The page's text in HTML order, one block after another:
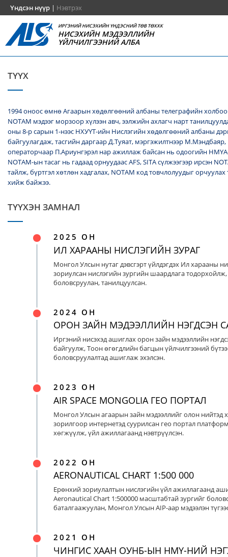
Үндсэн нүүр | Нэвтрэх
ИРГЭНИЙ НИСЭХИЙН ҮНДЭСНИЙ ТӨВ ТӨХХК
НИСЭХИЙН МЭДЭЭЛЛИЙН
ҮЙЛЧИЛГЭЭНИЙ АЛБА
ТҮҮХ
1994 оноос өмнө Агаарын хөдөлгөөний албаны телеграфийн
NОТАМ мэдээг морзоор хүлээн авч, ээлжийн ахлагч нарт
оны 8-р сарын 1-нээс НХУҮТ-ийн Нислэгийн хөдөлгөөний албаны
байгуулагдаж, тасгийн даргаар Д.Туяат, мэргэжилтнээр
операторчаар П.Ариунгэрэл нар ажиллаж байсан нь одоогийн
NOTAM-ын тасаг нь гадаад орнуудаас AFS, SITA сүлжээгээр ирсэн
тайлж, бүртгэл хөтлөн хадгалах, NОТАМ код товчлолуудыг
хийж байжээ.
ТҮҮХЭН ЗАМНАЛ
2025 ОН
ИЛ ХАРААНЫ НИСЛЭГИЙН ЗУРАГ
Монгол Улсын нутаг дэвсгэрт үйлдэгдэх Ил харааны
зориулсан нислэгийн зургийн шаардлага тодорхойлж,
боловсруулан, танилцуулсан.
2024 ОН
ОРОН ЗАЙН МЭДЭЭЛЛИЙН НЭГДСЭН
Иргэний нисэхэд ашиглах орон зайн мэдээллийн
байгуулж, Тоон өгөгдлийн багцын үйлчилгээний
боловсруулалтад ашиглаж эхэлсэн.
2023 ОН
AIR SPACE MONGOLIA ГЕО ПОРТАЛ
Монгол Улсын агаарын зайн мэдээллийг олон нийтэд
зорилгоор интернетэд суурилсан гео портал
хөгжүүлж, үйл ажиллагаанд нэвтрүүлсэн.
2022 ОН
AERONAUTICAL CHART 1:500 000
Ерөнхий зориулалтын нислэгийн үйл ажиллагаанд
Aeronautical Chart 1:500000 масштабтай зургийг
баталгаажуулан, Монгол Улсын AIP-аар мэдээлэн
2021 ОН
ЧИНГИС ХААН ОУНБ-ЫН НМҮ-НИЙ